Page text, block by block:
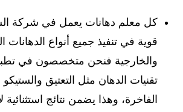
كل معلم دهانات يعمل في شركة
قوية في تنفيذ جميع أنواع الدهانات
والخارجية فنحن متخصصون في
تقنيات الدهان مثل التعتيق والستيكو
الفاخرة، وهذا يضمن نتائج